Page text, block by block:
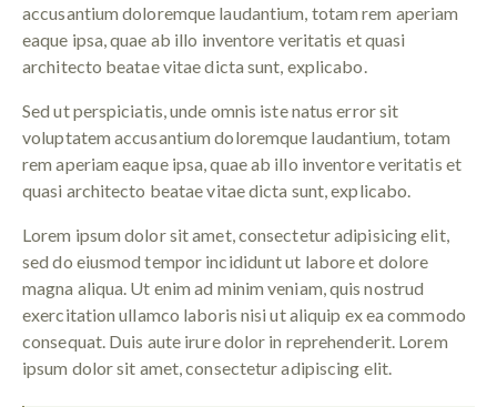
accusantium doloremque laudantium, totam rem aperiam
eaque ipsa, quae ab illo inventore veritatis et quasi
architecto beatae vitae dicta sunt, explicabo.
Sed ut perspiciatis, unde omnis iste natus error sit
voluptatem accusantium doloremque laudantium, totam
rem aperiam eaque ipsa, quae ab illo inventore veritatis et
quasi architecto beatae vitae dicta sunt, explicabo.
Lorem ipsum dolor sit amet, consectetur adipisicing elit,
sed do eiusmod tempor incididunt ut labore et dolore
magna aliqua. Ut enim ad minim veniam, quis nostrud
exercitation ullamco laboris nisi ut aliquip ex ea commodo
consequat. Duis aute irure dolor in reprehenderit. Lorem
ipsum dolor sit amet, consectetur adipiscing elit.